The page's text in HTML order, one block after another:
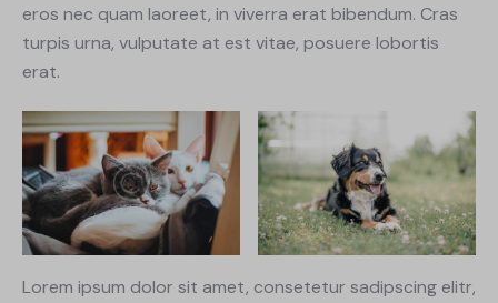
eros nec quam laoreet, in viverra erat bibendum. Cras
turpis urna, vulputate at est vitae, posuere lobortis
erat.
Lorem ipsum dolor sit amet, consetetur sadipscing elitr,